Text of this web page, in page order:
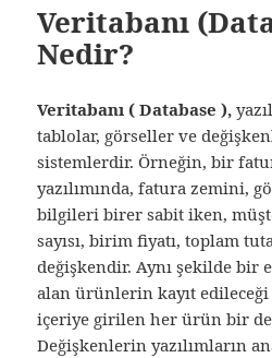
Veritabanı
Nedir?
Veritabanı ( Database ),
tablolar, görseller ve
sistemlerdir. Örneğin, bir
yazılımında, fatura zemini,
bilgileri birer sabit iken,
sayısı, birim fiyatı, toplam
değişkendir. Aynı şekilde bir
alan ürünlerin kayıt
içeriye girilen her ürün bir
Değişkenlerin yazılımların